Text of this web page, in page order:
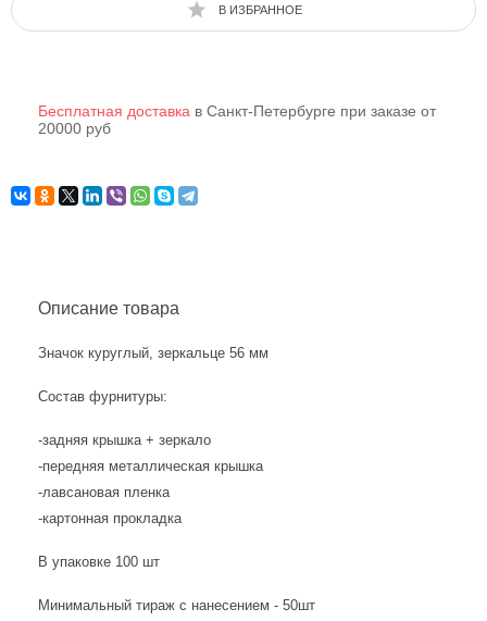
В ИЗБРАННОЕ
Бесплатная доставка в Санкт-Петербурге при заказе от
20000 руб
Описание товара
Значок куруглый, зеркальце 56 мм
Состав фурнитуры:
-задняя крышка + зеркало
-передняя металлическая крышка
-лавсановая пленка
-картонная прокладка
В упаковке 100 шт
Минимальный тираж с нанесением - 50шт